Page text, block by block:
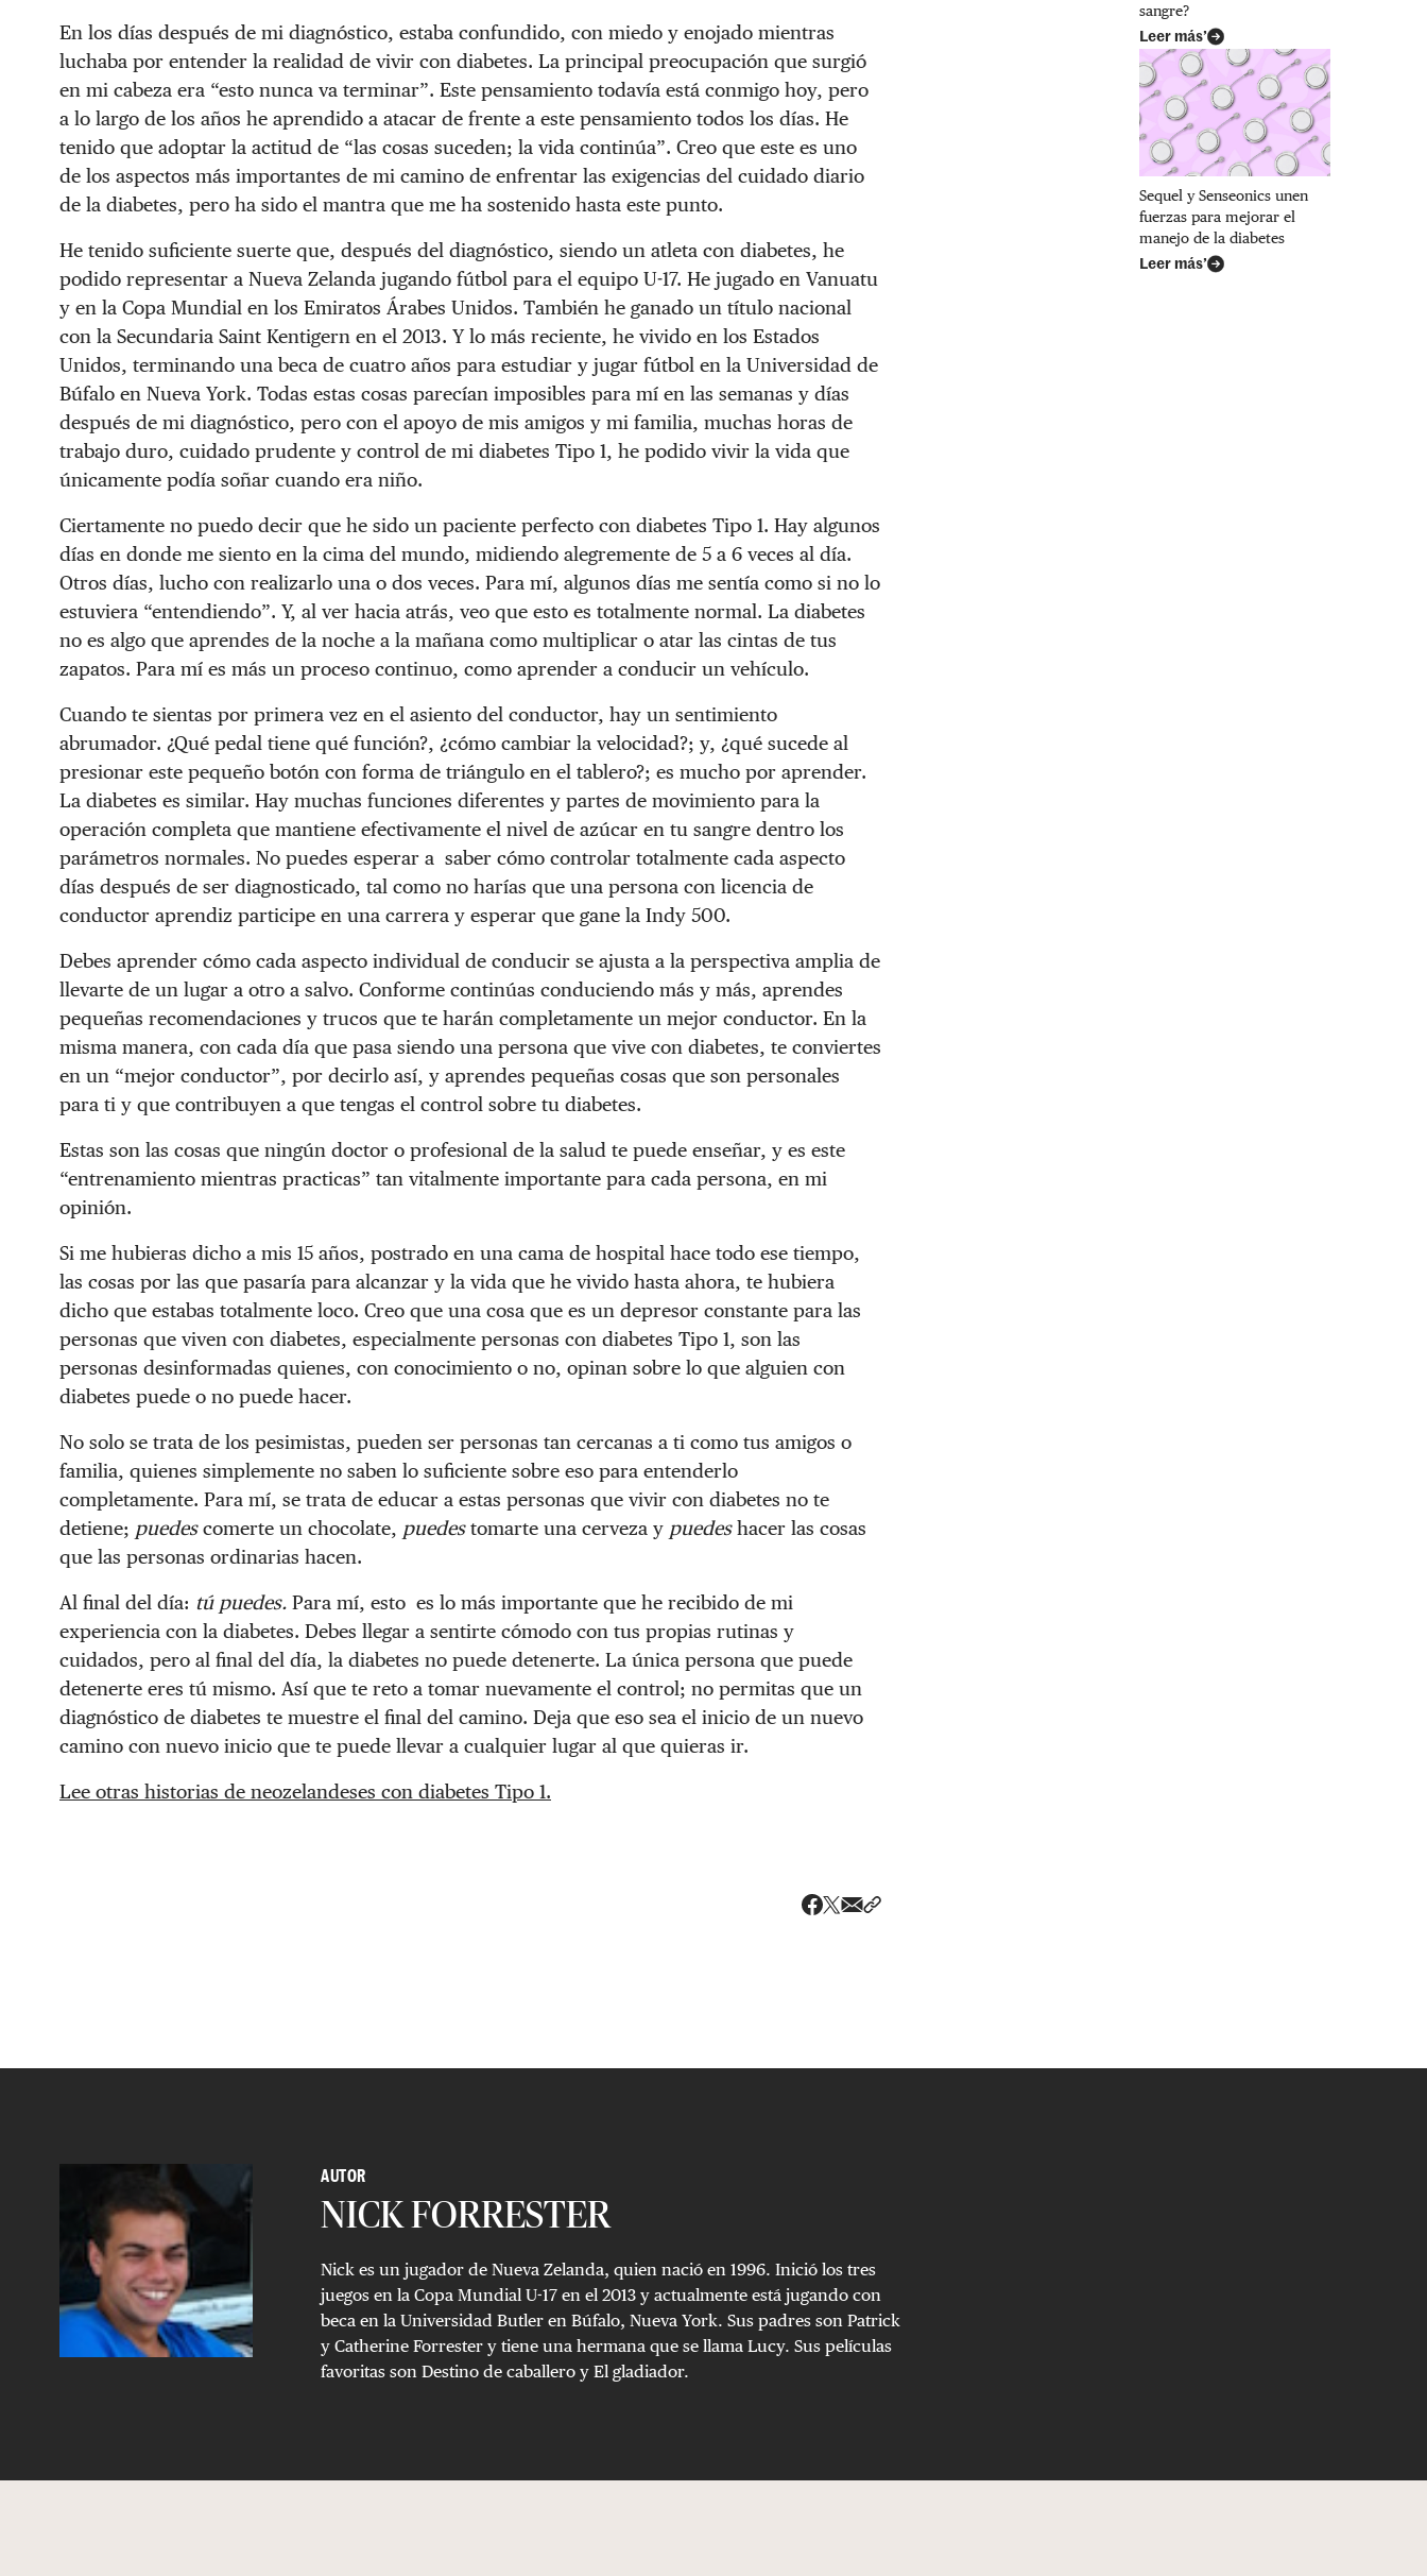
En los días después de mi diagnóstico, estaba confundido, con miedo y enojado mientras
luchaba por entender la realidad de vivir con diabetes. La principal preocupación que surgió
en mi cabeza era “esto nunca va terminar”. Este pensamiento todavía está conmigo hoy, pero
a lo largo de los años he aprendido a atacar de frente a este pensamiento todos los días. He
tenido que adoptar la actitud de “las cosas suceden; la vida continúa”. Creo que este es uno
de los aspectos más importantes de mi camino de enfrentar las exigencias del cuidado diario
de la diabetes, pero ha sido el mantra que me ha sostenido hasta este punto.
He tenido suficiente suerte que, después del diagnóstico, siendo un atleta con diabetes, he
podido representar a Nueva Zelanda jugando fútbol para el equipo U-17. He jugado en Vanuatu
y en la Copa Mundial en los Emiratos Árabes Unidos. También he ganado un título nacional
con la Secundaria Saint Kentigern en el 2013. Y lo más reciente, he vivido en los Estados
Unidos, terminando una beca de cuatro años para estudiar y jugar fútbol en la Universidad de
Búfalo en Nueva York. Todas estas cosas parecían imposibles para mí en las semanas y días
después de mi diagnóstico, pero con el apoyo de mis amigos y mi familia, muchas horas de
trabajo duro, cuidado prudente y control de mi diabetes Tipo 1, he podido vivir la vida que
únicamente podía soñar cuando era niño.
Ciertamente no puedo decir que he sido un paciente perfecto con diabetes Tipo 1. Hay algunos
días en donde me siento en la cima del mundo, midiendo alegremente de 5 a 6 veces al día.
Otros días, lucho con realizarlo una o dos veces. Para mí, algunos días me sentía como si no lo
estuviera “entendiendo”. Y, al ver hacia atrás, veo que esto es totalmente normal. La diabetes
no es algo que aprendes de la noche a la mañana como multiplicar o atar las cintas de tus
zapatos. Para mí es más un proceso continuo, como aprender a conducir un vehículo.
Cuando te sientas por primera vez en el asiento del conductor, hay un sentimiento
abrumador. ¿Qué pedal tiene qué función?, ¿cómo cambiar la velocidad?; y, ¿qué sucede al
presionar este pequeño botón con forma de triángulo en el tablero?; es mucho por aprender.
La diabetes es similar. Hay muchas funciones diferentes y partes de movimiento para la
operación completa que mantiene efectivamente el nivel de azúcar en tu sangre dentro los
parámetros normales. No puedes esperar a saber cómo controlar totalmente cada aspecto
días después de ser diagnosticado, tal como no harías que una persona con licencia de
conductor aprendiz participe en una carrera y esperar que gane la Indy 500.
Debes aprender cómo cada aspecto individual de conducir se ajusta a la perspectiva amplia de
llevarte de un lugar a otro a salvo. Conforme continúas conduciendo más y más, aprendes
pequeñas recomendaciones y trucos que te harán completamente un mejor conductor. En la
misma manera, con cada día que pasa siendo una persona que vive con diabetes, te conviertes
en un “mejor conductor”, por decirlo así, y aprendes pequeñas cosas que son personales
para ti y que contribuyen a que tengas el control sobre tu diabetes.
Estas son las cosas que ningún doctor o profesional de la salud te puede enseñar, y es este
“entrenamiento mientras practicas” tan vitalmente importante para cada persona, en mi
opinión.
Si me hubieras dicho a mis 15 años, postrado en una cama de hospital hace todo ese tiempo,
las cosas por las que pasaría para alcanzar y la vida que he vivido hasta ahora, te hubiera
dicho que estabas totalmente loco. Creo que una cosa que es un depresor constante para las
personas que viven con diabetes, especialmente personas con diabetes Tipo 1, son las
personas desinformadas quienes, con conocimiento o no, opinan sobre lo que alguien con
diabetes puede o no puede hacer.
No solo se trata de los pesimistas, pueden ser personas tan cercanas a ti como tus amigos o
familia, quienes simplemente no saben lo suficiente sobre eso para entenderlo
completamente. Para mí, se trata de educar a estas personas que vivir con diabetes no te
detiene; puedescomerte un chocolate, puedestomarte una cerveza y puedeshacer las cosas
que las personas ordinarias hacen.
Al final del día: tú puedes. Para mí, esto es lo más importante que he recibido de mi
experiencia con la diabetes. Debes llegar a sentirte cómodo con tus propias rutinas y
cuidados, pero al final del día, la diabetes no puede detenerte. La única persona que puede
detenerte eres tú mismo. Así que te reto a tomar nuevamente el control; no permitas que un
diagnóstico de diabetes te muestre el final del camino. Deja que eso sea el inicio de un nuevo
camino con nuevo inicio que te puede llevar a cualquier lugar al que quieras ir.
Lee otras historias de neozelandeses con diabetes Tipo 1.
sangre?
Leer más’
Sequel y Senseonics unen
fuerzas para mejorar el
manejo de la diabetes
Leer más’
AUTOR
NICK FORRESTER
Nick es un jugador de Nueva Zelanda, quien nació en 1996. Inició los tres
juegos en la Copa Mundial U-17 en el 2013 y actualmente está jugando con
beca en la Universidad Butler en Búfalo, Nueva York. Sus padres son Patrick
y Catherine Forrester y tiene una hermana que se llama Lucy. Sus películas
favoritas son Destino de caballero y El gladiador.